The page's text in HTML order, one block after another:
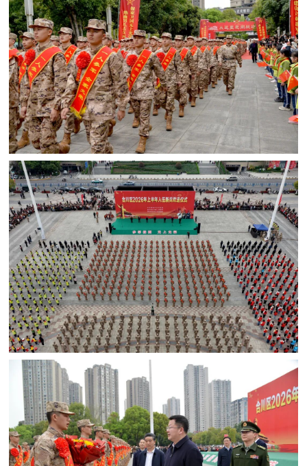
风
采
退
役
军
人
风
采
退
役
军
人
服
务
退
役
军
人
服
文
化
国
防
化
国
防
红
色
文